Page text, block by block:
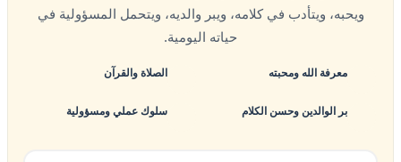
ويحبه، ويتأدب في كلامه، ويبر والديه، ويتحمل المسؤولية في
حياته اليومية.
معرفة الله ومحبته الصلاة والقرآن
بر الوالدين وحسن الكلام سلوك عملي ومسؤولية